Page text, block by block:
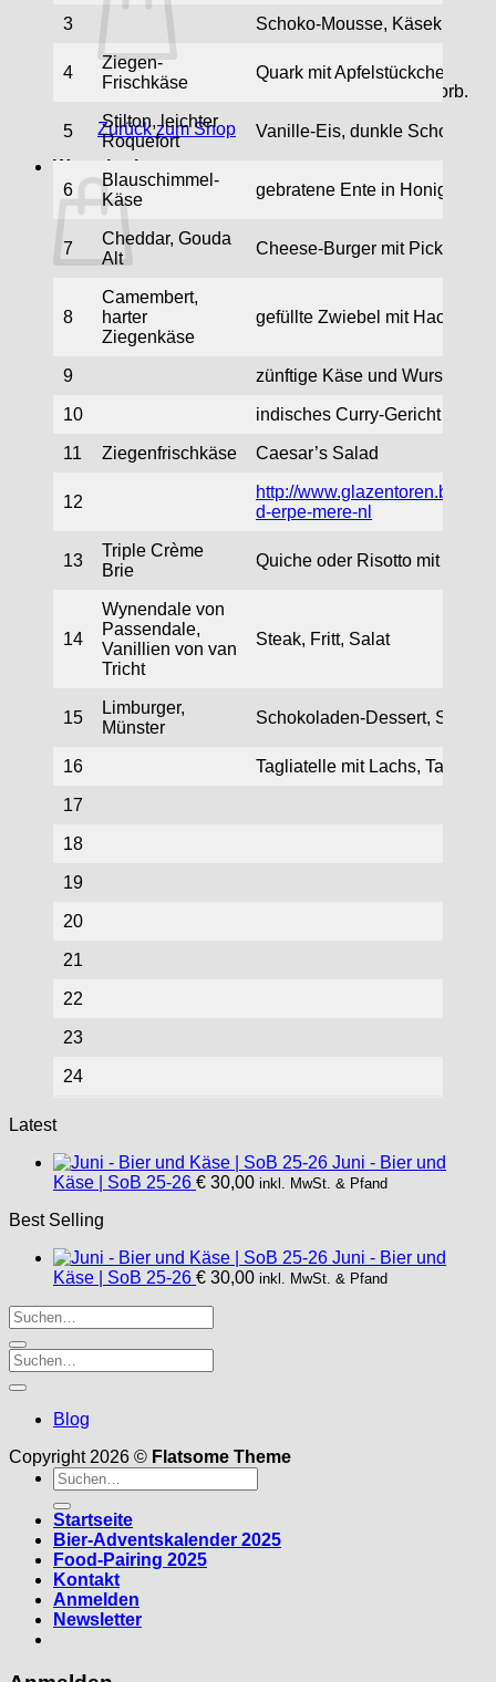
Es befinden sich keine Produkte im Warenkorb.
Zurück zum Shop
Warenkorb
Es befinden sich keine Produkte im Warenkorb.
Zurück zum Shop
3 Schoko-Mousse, Käsekuchen
4
Ziegen-
Frischkäse
Quark mit Apfelstückchen und
5
Stilton, leichter
Roquefort
Vanille-Eis, dunkle
6
Blauschimmel-
Käse
gebratene Ente in Honigsoße
7
Cheddar, Gouda
Alt
Cheese-Burger mit Pickles
8
Camembert,
harter
Ziegenkäse
gefüllte Zwiebel mit
9 zünftige Käse und Wurstplatte
10 indisches Curry-Gericht
11 Ziegenfrischkäse Caesar’s Salad
12
http://www.glazentoren.be/
d-erpe-mere-nl
13
Triple Crème
Brie
Quiche oder Risotto mit
14
Wynendale von
Passendale,
Vanillien von van
Tricht
Steak, Fritt, Salat
15
Limburger,
Münster
Schokoladen-Dessert, Sorbet
16 Tagliatelle mit Lachs, Tarte
17
18
19
20
21
22
23
24
Latest
Juni - Bier und
Käse | SoB 25-26 € 30,00 inkl. MwSt. & Pfand
Best Selling
Juni - Bier und
Käse | SoB 25-26 € 30,00 inkl. MwSt. & Pfand
Blog
Copyright 2026 © Flatsome Theme
Suche
nach:
Startseite
Bier-Adventskalender 2025
Food-Pairing 2025
Kontakt
Anmelden
Newsletter